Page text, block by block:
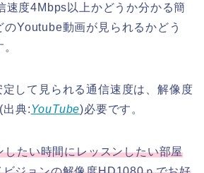
速度4Mbps以上かどうか分かる簡
のYoutube動画が見られるかどう
して見られる通信速度は、解像度
典:YouTube)必要です。
したい時間にレッスンしたい部屋